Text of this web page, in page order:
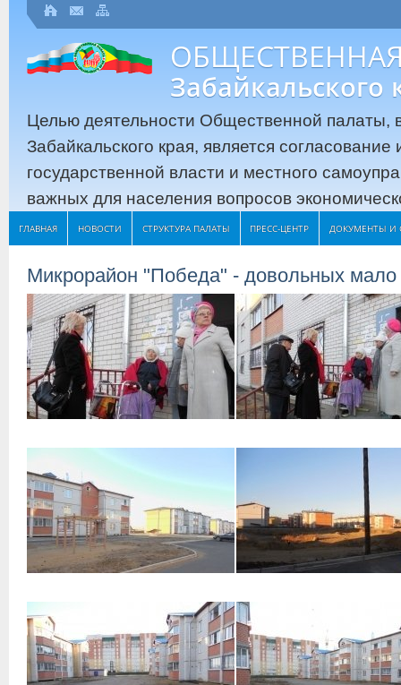
Забайкальского
Целью деятельности Общественной палаты,
Забайкальского края, является
государственной власти и местного
важных для населения вопросов
ГЛАВНАЯ НОВОСТИ СТРУКТУРА ПАЛАТЫ ПРЕСС-ЦЕНТР ДОКУМЕНТЫ И
Микрорайон "Победа" - довольных мало